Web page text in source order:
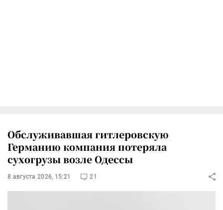
Обслуживавшая гитлеровскую
Германию компания потеряла
сухогрузы возле Одессы
8 августа 2026, 15:21 21